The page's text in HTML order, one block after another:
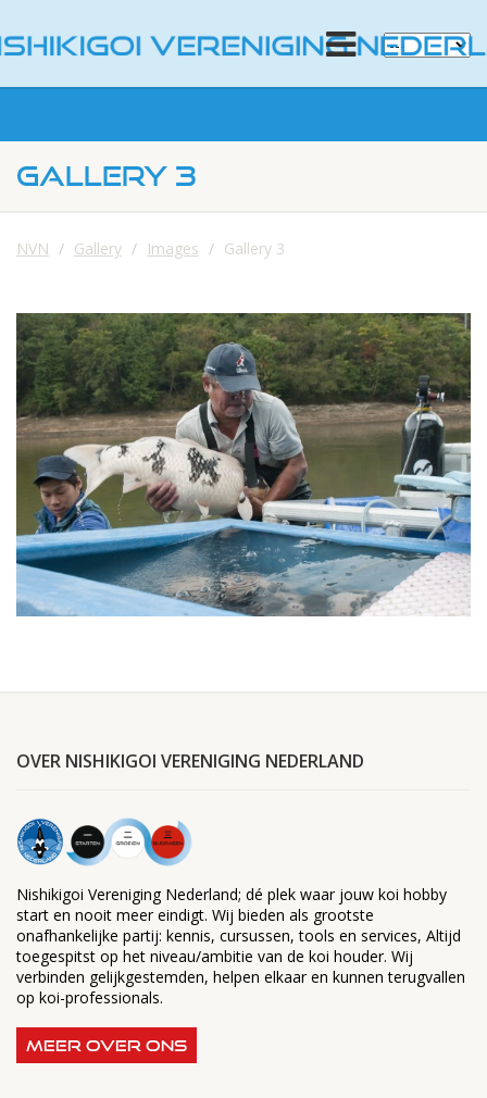
GALLERY 3
NVN Gallery Images Gallery 3
OVER NISHIKIGOI VERENIGING NEDERLAND
Nishikigoi Vereniging Nederland; dé plek waar jouw koi hobby
start en nooit meer eindigt. Wij bieden als grootste
onafhankelijke partij: kennis, cursussen, tools en services, Altijd
toegespitst op het niveau/ambitie van de koi houder. Wij
verbinden gelijkgestemden, helpen elkaar en kunnen terugvallen
op koi-professionals.
MEER OVER ONS